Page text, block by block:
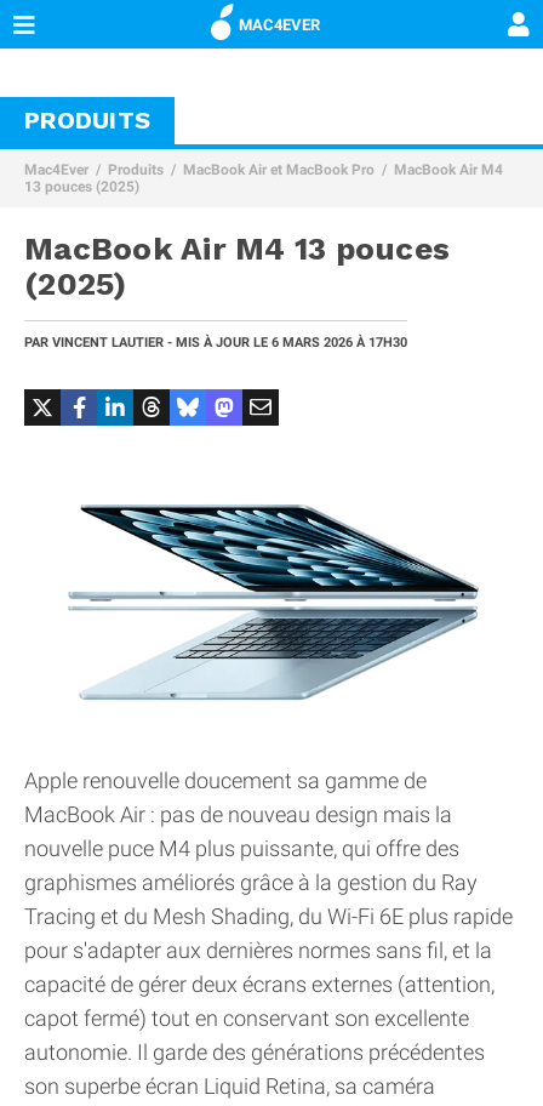
MAC4EVER
PRODUITS
Mac4Ever Produits MacBook Air et MacBook Pro
MacBook Air M4
13 pouces (2025)
MacBook Air M4 13 pouces
(2025)
PAR VINCENT LAUTIER - MIS À JOUR LE 6 MARS 2026 À 17H30
Apple renouvelle doucement sa gamme de
MacBook Air : pas de nouveau design mais la
nouvelle puce M4 plus puissante, qui offre des
graphismes améliorés grâce à la gestion du Ray
Tracing et du Mesh Shading, du Wi-Fi 6E plus rapide
pour s'adapter aux dernières normes sans fil, et la
capacité de gérer deux écrans externes (attention,
capot fermé) tout en conservant son excellente
autonomie. Il garde des générations précédentes
son superbe écran Liquid Retina, sa caméra